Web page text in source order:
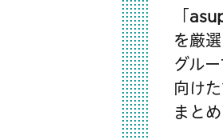
「
を厳
グル
向け
まと